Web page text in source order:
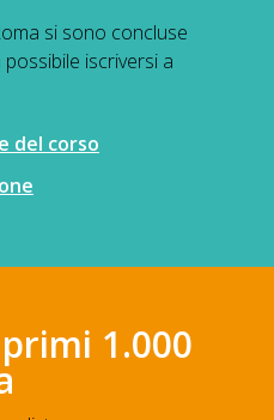
si sono concluse
iscriversi a
del corso
1.000